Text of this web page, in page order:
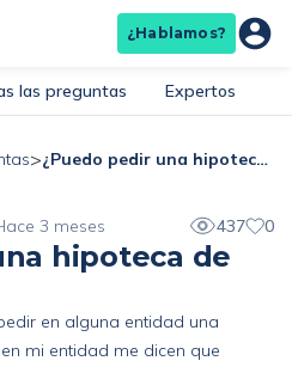
¿Hablamos?
las preguntas Expertos
> ¿Puedo pedir una hipoteca de 35.000 euros?
3 meses 437 0
hipoteca de
en alguna entidad una
mi entidad me dicen que